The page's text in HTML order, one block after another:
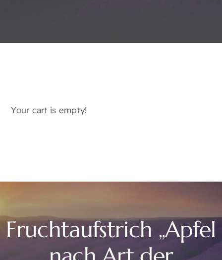
Your cart is empty!
Fruchtaufstrich „Apfel